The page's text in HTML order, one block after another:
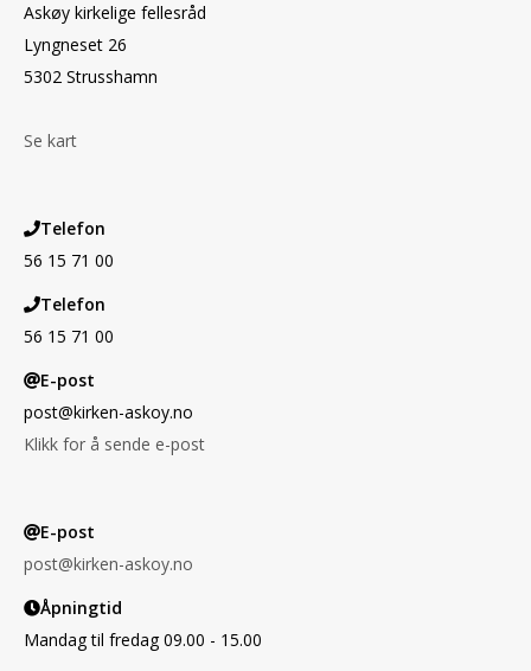
Askøy kirkelige fellesråd
Lyngneset 26
5302 Strusshamn
Se kart
Telefon
56 15 71 00
Telefon
56 15 71 00
E-post
post@kirken-askoy.no
Klikk for å sende e-post
E-post
post@kirken-askoy.no
Åpningtid
Mandag til fredag 09.00 - 15.00